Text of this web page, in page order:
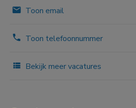
Toon email
Toon telefoonnummer
Bekijk meer vacatures